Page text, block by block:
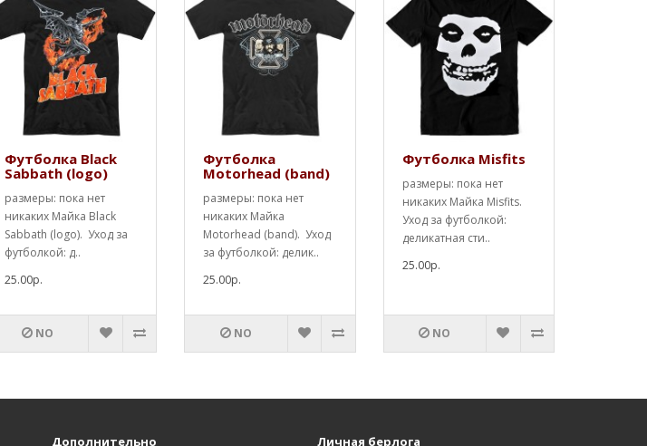
Футболка Black
Sabbath (logo)
размеры: пока нет
никаких Майка Black
Sabbath (logo). Уход за
футболкой: д..
25.00р.
NO
Футболка
Motorhead (band)
размеры: пока нет
никаких Майка
Motorhead (band). Уход
за футболкой: делик..
25.00р.
NO
Футболка Misfits
размеры: пока нет
никаких Майка Misfits.
Уход за футболкой:
деликатная сти..
25.00р.
NO
Дополнительно Личная берлога